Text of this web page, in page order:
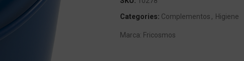
Categories: Complementos , Higiene
Marca: Fricosmos